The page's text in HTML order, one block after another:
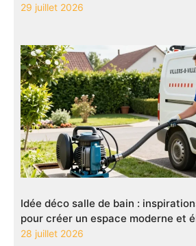
29 juillet 2026
Idée déco salle de bain :
pour créer un espace moderne et
28 juillet 2026